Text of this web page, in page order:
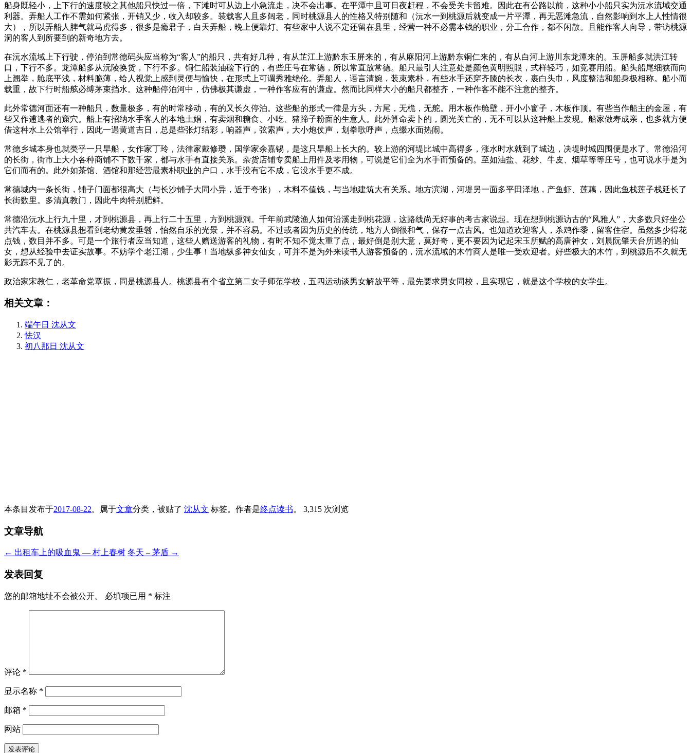
船身既轻小，上下行的速度较之其他船只快过一倍，下滩时可从边上小急流走，决不会出事。在平潭中且可日夜赶程，不会受关卡留难。因此在有公路以前，这种小小船只实为沅水流域交通
利器。弄船人工作不需如何紧张，开销又少，收入却较多。装载客人且多阔老，同时桃源县人的性格又特别随和（沅水一到桃源后就变成一片平潭，再无恶滩急流，自然影响到水上人性情很
大），所以弄船人脾气就马虎得多，很多是瘾君子，白天弄船，晚上便靠灯。有些家中人说不定还留在县里，经营一种不必需本钱的职业，分工合作，都不闲散。且能作客人向导，带访桃源
洞的客人到所要到的新奇地方去。
在沅水流域上下行驶，停泊到常德码头应当称为“客人”的船只，共有好几种，有从芷江上游黔东玉屏来的，有从麻阳河上游黔东铜仁来的，有从白河上游川东龙潭来的。玉屏船多就洪江转
口，下行不多。龙潭船多从沅陵换货，下行不多。铜仁船装油硷下行的，有些庄号在常德，所以常直放常德。船只最引人注意处是颜色黄明照眼，式样轻巧，如竞赛用船。船头船尾细狭而向
上翘举，舱底平浅，材料脆薄，给人视觉上感到灵便与愉快，在形式上可谓秀雅绝伦。弄船人，语言清婉，装束素朴，有些水手还穿齐膝的长衣，裹白头巾，风度整洁和船身极相称。船小而
载重，故下行时船舷必缚茅束挡水。这种船停泊河中，仿佛极其谦虚，一种作客应有的谦虚。然而比同样大小的船只都整齐，一种作客不能不注意的整齐。
此外常德河面还有一种船只，数量极多，有的时常移动，有的又长久停泊。这些船的形式一律是方头，方尾，无桅，无舵。用木板作舱壁，开小小窗子，木板作顶。有些当作船主的金屋，有
些又作逋逃者的窟穴。船上有招纳水手客人的本地土娼，有卖烟和糖食、小吃、猪蹄子粉面的生意人。此外算命卖卜的，圆光关亡的，无不可以从这种船上发现。船家做寿成亲，也多就方便
借这种水上公馆举行，因此一遇黄道吉日，总是些张灯结彩，响器声，弦索声，大小炮仗声，划拳歌呼声，点缀水面热闹。
常德乡城本身也就类乎一只旱船，女作家丁玲，法律家戴修瓒，国学家余嘉锡，是这只旱船上长大的。较上游的河堤比城中高得多，涨水时水就到了城边，决堤时城四围便是水了。常德沿河
的长街，街市上大小各种商铺不下数千家，都与水手有直接关系。杂货店铺专卖船上用件及零用物，可说是它们全为水手而预备的。至如油盐、花纱、牛皮、烟草等等庄号，也可说水手是为
它们而有的。此外如茶馆、酒馆和那经营最素朴职业的户口，水手没有它不成，它没水手更不成。
常德城内一条长街，铺子门面都很高大（与长沙铺子大同小异，近于夸张），木料不值钱，与当地建筑大有关系。地方滨湖，河堤另一面多平田泽地，产鱼虾、莲藕，因此鱼栈莲子栈延长了
长街数里。多清真教门，因此牛肉特别肥鲜。
常德沿沅水上行九十里，才到桃源县，再上行二十五里，方到桃源洞。千年前武陵渔人如何沿溪走到桃花源，这路线尚无好事的考古家说起。现在想到桃源访古的“风雅人”，大多数只好坐公
共汽车去。在桃源县想看到老幼黄发垂髫，怡然自乐的光景，并不容易。不过或者因为历史的传统，地方人倒很和气，保存一点古风。也知道欢迎客人，杀鸡作黍，留客住宿。虽然多少得花
点钱，数目并不多。可是一个旅行者应当知道，这些人赠送游客的礼物，有时不知不觉太重了点，最好倒是别大意，莫好奇，更不要因为记起宋玉所赋的高唐神女，刘晨阮肇天台所遇的仙
女，想从经验中去证实故事。不妨学个老江湖，少生事！当地纵多神女仙女，可并不是为外来读书人游客预备的，沅水流域的木竹商人是唯一受欢迎者。好些极大的木竹，到桃源后不久就无
影无踪不见了的。
政治家宋教仁，老革命党覃振，同是桃源县人。桃源县有个省立第二女子师范学校，五四运动谈男女解放平等，最先要求男女同校，且实现它，就是这个学校的女学生。
相关文章：
端午日 沈从文
怯汉
初八那日 沈从文
本条目发布于2017-08-22。属于文章分类，被贴了 沈从文 标签。 作者是终点读书。 3,315 次浏览
文章导航
← 出租车上的吸血鬼 — 村上春树 冬天 – 茅盾 →
发表回复
您的邮箱地址不会被公开。 必填项已用 * 标注
评论 *
显示名称 *
邮箱 *
网站